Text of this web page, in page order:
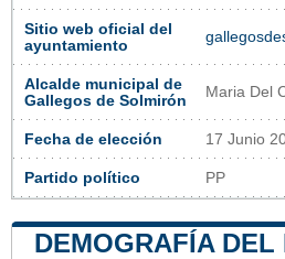
Sitio web oficial del
ayuntamiento
Alcalde municipal de
Gallegos de Solmirón
Maria Del
Fecha de elección 17 Junio
Partido político PP
DEMOGRAFÍA DEL